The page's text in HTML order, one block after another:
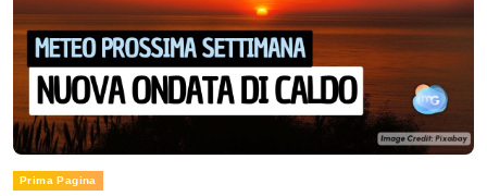
Prima Pagina